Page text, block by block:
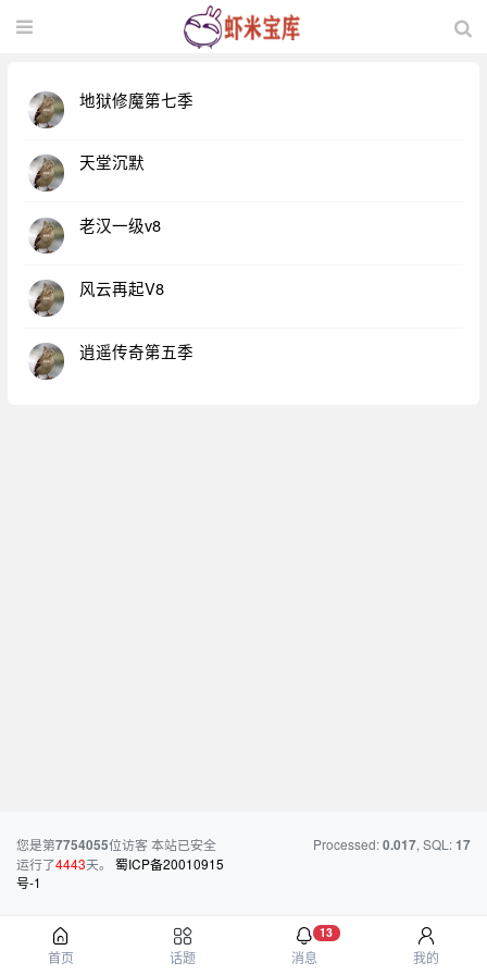
地狱修魔第七季
天堂沉默
老汉一级v8
风云再起V8
逍遥传奇第五季
您是第7754055位访客 本站已安全
运行了4443天。
蜀ICP备20010915
号-1
Processed:0.017, SQL:17
首页 话题
13
消息 我的